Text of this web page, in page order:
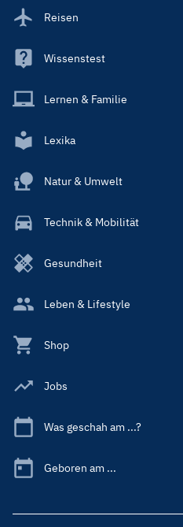
Reisen
Wissenstest
Lernen & Familie
Lexika
Natur & Umwelt
Technik & Mobilität
Gesundheit
Leben & Lifestyle
Shop
Jobs
Was geschah am ...?
Geboren am ...